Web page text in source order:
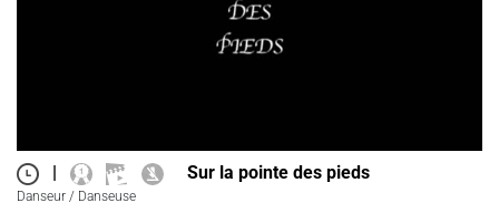
| Sur la pointe des pieds
Danseur / Danseuse